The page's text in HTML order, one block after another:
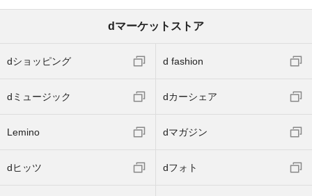
dマーケットストア
dショッピング d fashion
dミュージック dカーシェア
Lemino dマガジン
dヒッツ dフォト